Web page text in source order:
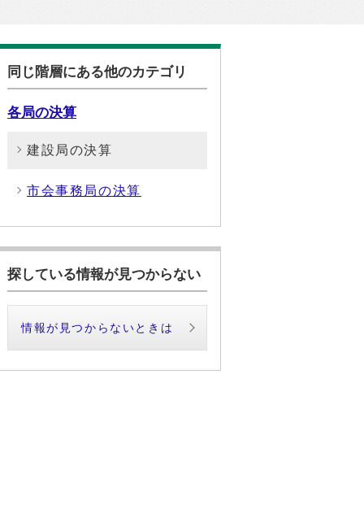
同じ階層にある他のカテゴリ
各局の決算
建設局の決算
市会事務局の決算
探している情報が見つからない
情報が見つからないときは